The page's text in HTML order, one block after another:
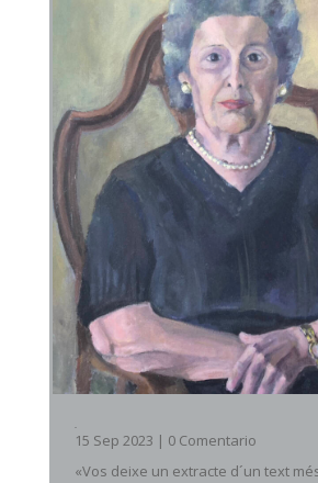
15 Sep 2023 | 0 Comentario
«Vos deixe un extracte d´un text